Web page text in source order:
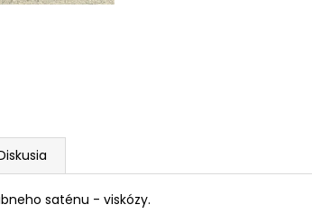
saténu - viskózy.